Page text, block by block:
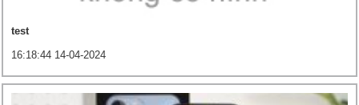
test
16:18:44 14-04-2024